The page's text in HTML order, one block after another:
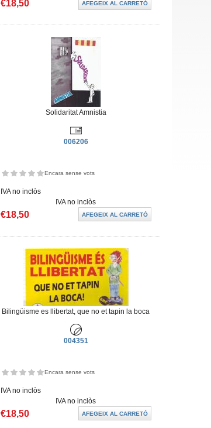
€18,50
Solidaritat Amnistia
006206
Encara sense vots
IVA no inclòs
IVA no inclòs
€18,50
Bilingüisme es llibertat, que no et tapin la boca
004351
Encara sense vots
IVA no inclòs
IVA no inclòs
€18,50